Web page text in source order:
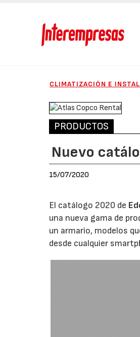
CLIMATIZACIÓN E
PRODUCTOS
Nuevo
15/07/2020
El catálogo 2020 de
una nueva gama de
un armario, modelos
desde cualquier